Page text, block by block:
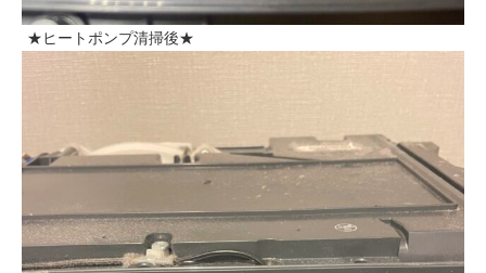
★ヒートポンプ清掃後★